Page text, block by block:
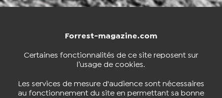
Forrest-magazine.com
Certaines fonctionnalités de ce site reposent sur
l’usage de cookies.
Les services de mesure d'audience sont nécessaires
au fonctionnement du site en permettant sa bonne
NOUS CONTACTER BOUTIQUE